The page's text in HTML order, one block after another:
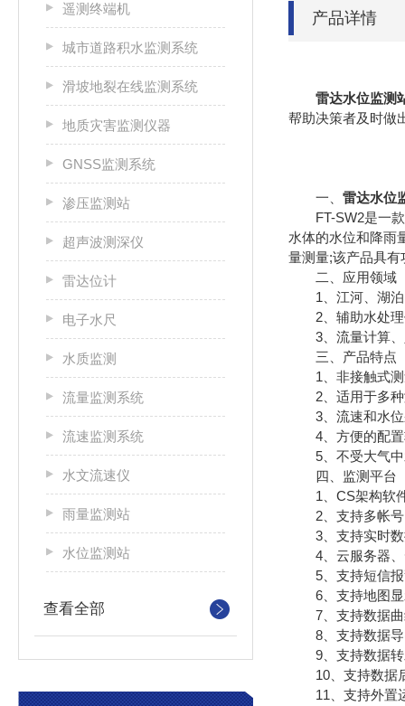
遥测终端机
城市道路积水监测系统
滑坡地裂在线监测系统
地质灾害监测仪器
GNSS监测系统
渗压监测站
超声波测深仪
雷达位计
电子水尺
水质监测
流量监测系统
流速监测系统
水文流速仪
雨量监测站
水位监测站
查看全部
产品详情
雷达水位监测
帮助决策者及时做
一、 雷达水位
FT-SW2是一款
水体的水位和降雨
量测量;该产品具
二、应用领域
1、江河、湖泊
2、辅助水处理
3、流量计算、
三、产品特点
1、非接触式测
2、适用于多种
3、流速和水位
4、方便的配置
5、不受大气中
四、监测平台
1、CS架构软件
2、支持多帐号
3、支持实时数
4、云服务器、
5、支持短信报
6、支持地图显
7、支持数据曲
8、支持数据导
9、支持数据转
10、支持数据
11、支持外置